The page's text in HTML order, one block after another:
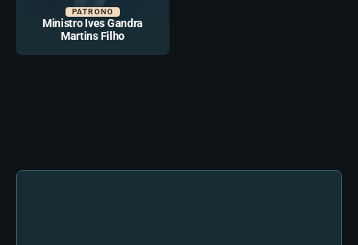
PATRONO
Ministro Ives Gandra
Martins Filho